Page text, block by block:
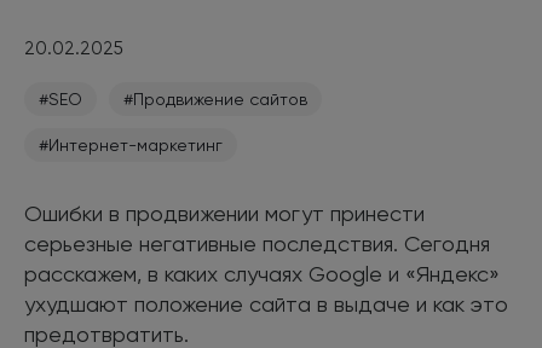
20.02.2025
#SEO #Продвижение сайтов
#Интернет-маркетинг
Ошибки в продвижении могут принести
серьезные негативные последствия. Сегодня
расскажем, в каких случаях Google и «Яндекс»
ухудшают положение сайта в выдаче и как это
предотвратить.